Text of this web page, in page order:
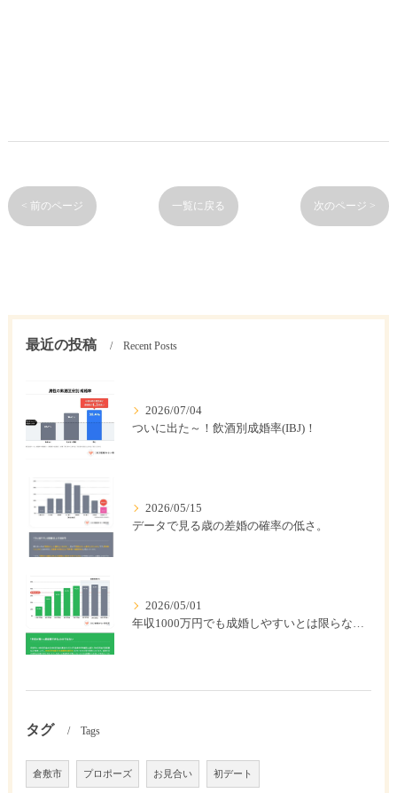
< 前のページ 一覧に戻る 次のページ >
最近の投稿 Recent Posts
2026/07/04
ついに出た～！飲酒別成婚率(IBJ)！
2026/05/15
データで見る歳の差婚の確率の低さ。
2026/05/01
タグ Tags
倉敷市 プロポーズ お見合い 初デート